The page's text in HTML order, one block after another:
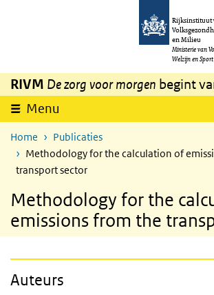
Overslaan en naar de inhoud gaan
Rijksinstituut
en Milieu
Ministerie van
Welzijn en Sport
RIVM De zorg voor morgen begint
Menu
Home
Publicaties
Methodology for the calculation of
transport sector
Methodology for the
emissions from the
Auteurs